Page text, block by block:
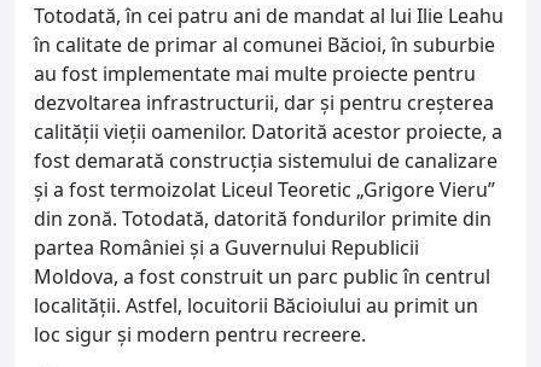
Totodată, în cei patru ani de mandat al lui Ilie Leahu
în calitate de primar al comunei Băcioi, în suburbie
au fost implementate mai multe proiecte pentru
dezvoltarea infrastructurii, dar și pentru creșterea
calității vieții oamenilor. Datorită acestor proiecte, a
fost demarată construcția sistemului de canalizare
și a fost termoizolat Liceul Teoretic „Grigore Vieru”
din zonă. Totodată, datorită fondurilor primite din
partea României și a Guvernului Republicii
Moldova, a fost construit un parc public în centrul
localității. Astfel, locuitorii Băcioiului au primit un
loc sigur și modern pentru recreere.